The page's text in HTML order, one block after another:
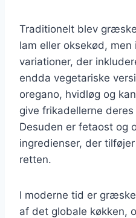
Traditionelt blev
lam eller oksekød,
variationer, der
endda vegetariske
oregano, hvidløg og
give frikadellerne
Desuden er fetaost og
ingredienser, der
retten.
I moderne tid er
af det globale køkken,